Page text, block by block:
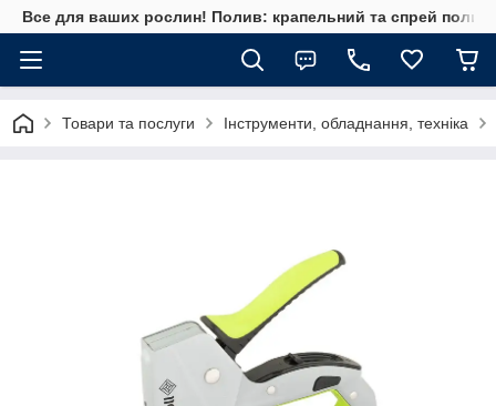
Все для ваших рослин! Полив: крапельний та спрей полив,
Товари та послуги Інструменти, обладнання, техніка